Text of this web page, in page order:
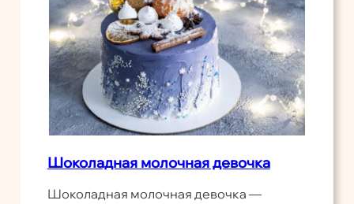
Шоколадная молочная девочка
Шоколадная молочная девочка —